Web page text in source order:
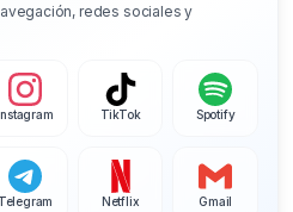
redes sociales y
TikTok Spotify
Telegram Netflix Gmail